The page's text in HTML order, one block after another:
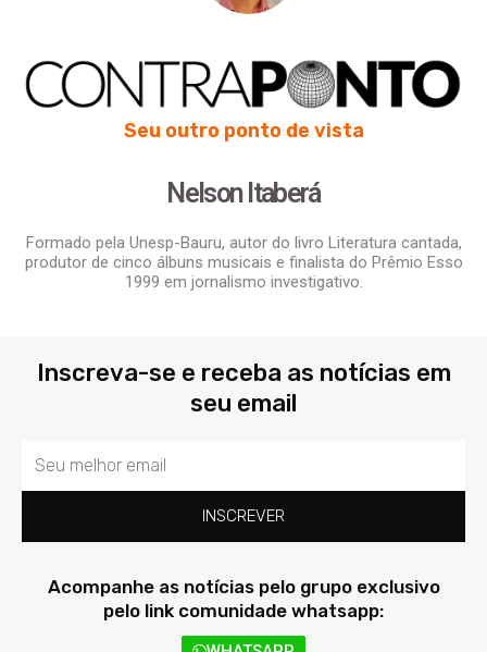
Seu outro ponto de vista
Nelson Itaberá
Formado pela Unesp-Bauru, autor do livro Literatura cantada,
produtor de cinco álbuns musicais e finalista do Prêmio Esso
1999 em jornalismo investigativo.
Inscreva-se e receba as notícias em
seu email
Email
INSCREVER
Acompanhe as notícias pelo grupo exclusivo
pelo link comunidade whatsapp: